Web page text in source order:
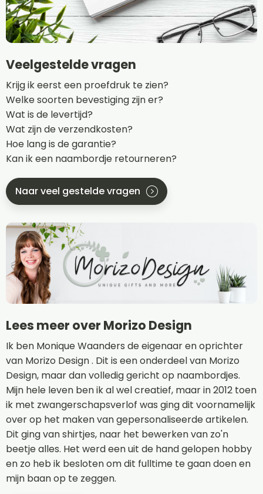
Veelgestelde vragen
Krijg ik eerst een proefdruk te zien?
Welke soorten bevestiging zijn er?
Wat is de levertijd?
Wat zijn de verzendkosten?
Hoe lang is de garantie?
Kan ik een naambordje retourneren?
Naar veel gestelde vragen
Lees meer over Morizo Design
Ik ben Monique Waanders de eigenaar en oprichter
van Morizo Design . Dit is een onderdeel van Morizo
Design, maar dan volledig gericht op naambordjes.
Mijn hele leven ben ik al wel creatief, maar in 2012 toen
ik met zwangerschapsverlof was ging dit voornamelijk
over op het maken van gepersonaliseerde artikelen.
Dit ging van shirtjes, naar het bewerken van zo'n
beetje alles. Het werd een uit de hand gelopen hobby
en zo heb ik besloten om dit fulltime te gaan doen en
mijn baan op te zeggen.